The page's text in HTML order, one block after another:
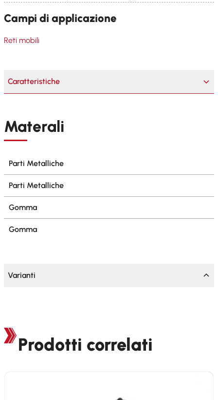
Campi di applicazione
Reti mobili
Caratteristiche
Materali
Parti Metalliche
Parti Metalliche
Gomma
Gomma
Varianti
Prodotti correlati